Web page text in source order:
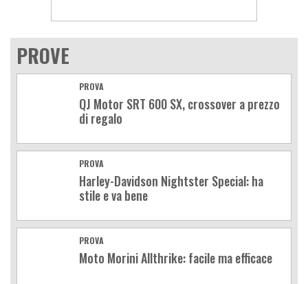
PROVE
PROVA
QJ Motor SRT 600 SX, crossover a prezzo
di regalo
PROVA
Harley-Davidson Nightster Special: ha
stile e va bene
PROVA
Moto Morini Allthrike: facile ma efficace